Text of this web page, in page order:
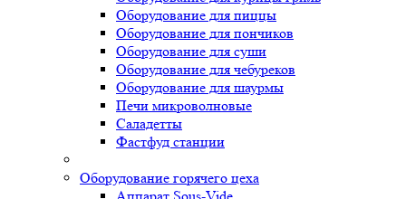
Оборудование для пиццы
Оборудование для пончиков
Оборудование для суши
Оборудование для чебуреков
Оборудование для шаурмы
Печи микроволновые
Саладетты
Фастфуд станции
Оборудование горячего цеха